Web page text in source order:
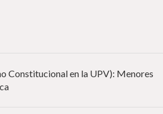
Constitucional en la UPV): Menores